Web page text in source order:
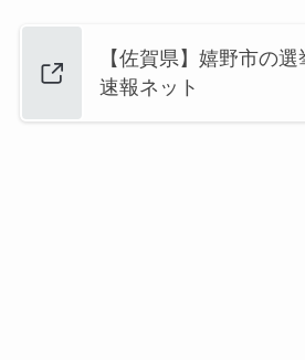
【佐賀県】嬉野市の
速報ネット